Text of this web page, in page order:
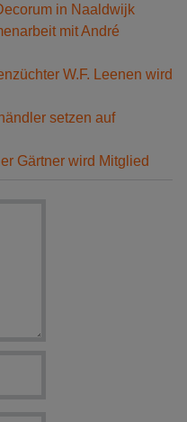
in Naaldwijk
mit André
W.F. Leenen wird
setzen auf
Gärtner wird Mitglied